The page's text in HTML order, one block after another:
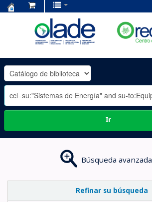
OLADE
-
Ir
Búsqueda avanzada
Refinar su búsqueda